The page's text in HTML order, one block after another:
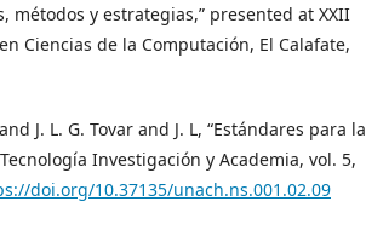
métodos y estrategias,” presented at XXII
Ciencias de la Computación, El Calafate,
J. L. G. Tovar and J. L, “Estándares para la
Investigación y Academia, vol. 5,
doi.org/10.37135/unach.ns.001.02.09